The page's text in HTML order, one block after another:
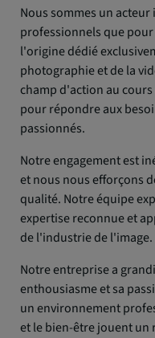
Nous sommes un
professionnels que pour
l'origine dédié
photographie et de la
champ d'action au
pour répondre aux
passionnés.
Notre engagement est
et nous nous efforçons
qualité. Notre équipe
expertise reconnue et
de l'industrie de l'image.
Notre entreprise a
enthousiasme et sa
un environnement
et le bien-être jouent un